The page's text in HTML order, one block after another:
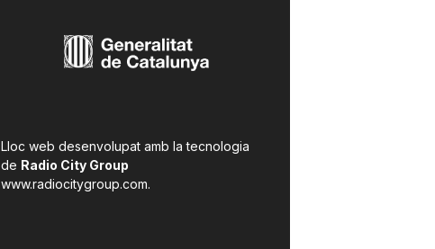
Lloc web desenvolupat amb la tecnologia
de Radio City Group
www.radiocitygroup.com.